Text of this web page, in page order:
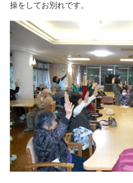
操をしてお別れです。